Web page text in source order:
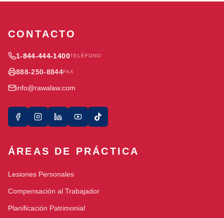
CONTACTO
1-844-444-1400TELÉFONO
888-250-8844FAX
info@rawalaw.com
ÁREAS DE PRÁCTICA
Lesiones Personales
Compensación al Trabajador
Planificación Patrimonial